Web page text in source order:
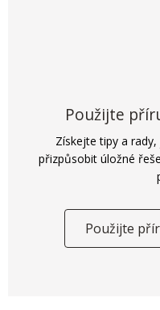
Použijte
Získejte tipy a
přizpůsobit úložné
Použijte